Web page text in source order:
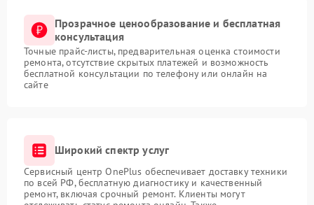
Прозрачное ценообразование и бесплатная
консультация
Точные прайс-листы, предварительная оценка стоимости
ремонта, отсутствие скрытых платежей и возможность
бесплатной консультации по телефону или онлайн на
сайте
Широкий спектр услуг
Сервисный центр OnePlus обеспечивает доставку техники
по всей РФ, бесплатную диагностику и качественный
ремонт, включая срочный ремонт. Клиенты могут